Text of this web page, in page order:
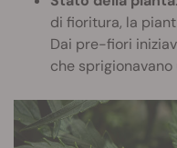
di fioritura, la
Dai pre-fiori
che